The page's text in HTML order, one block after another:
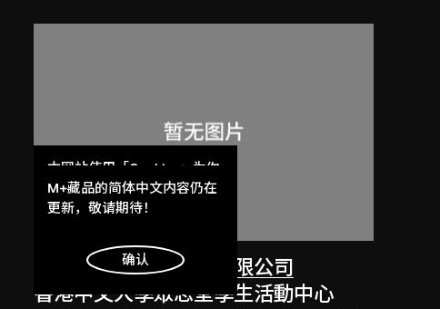
劉榮廣伍振民建築師有限公司
香港中文大學眾志堂學生活動中心
本网站使用「Cookies」为你
提供最好的网站体验。
了解更多
明白
M+藏品的简体中文内容仍在
更新，敬请期待！
确认